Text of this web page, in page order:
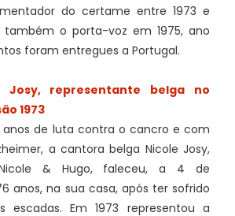
do certame entre 1973 e
também o porta-voz em 1975, ano
foram entregues a Portugal.
Josy, representante belga no
1973
anos de luta contra o cancro e com
a cantora belga Nicole Josy,
& Hugo, faleceu, a 4 de
anos, na sua casa, após ter sofrido
escadas. Em 1973 representou a